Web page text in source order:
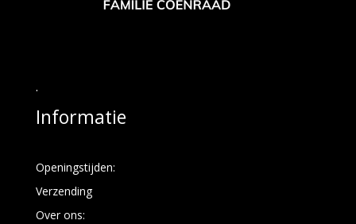
.
Informatie
Openingstijden:
Verzending
Over ons: